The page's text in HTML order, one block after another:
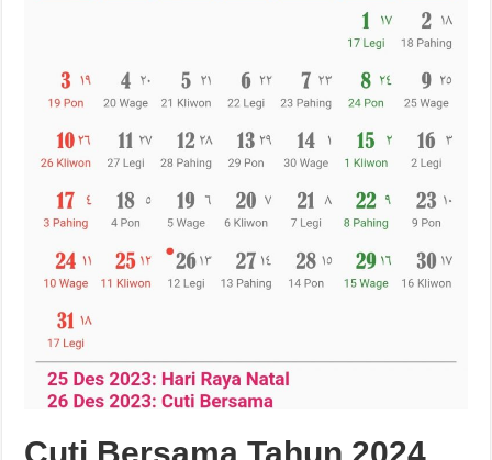
Cuti Bersama Tahun 2024